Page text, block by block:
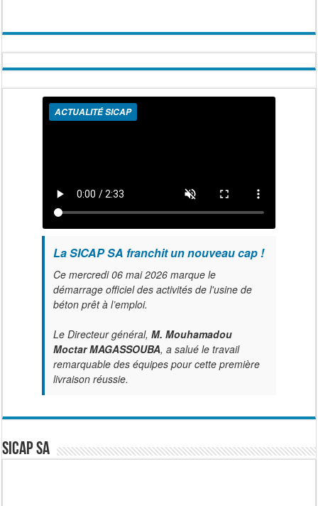
ACTUALITÉ SICAP
La SICAP SA franchit un nouveau cap !
Ce mercredi 06 mai 2026 marque le
démarrage officiel des activités de l'usine de
béton prêt à l’emploi.
Le Directeur général, M. Mouhamadou
Moctar MAGASSOUBA, a salué le travail
remarquable des équipes pour cette première
livraison réussie.
SICAP SA